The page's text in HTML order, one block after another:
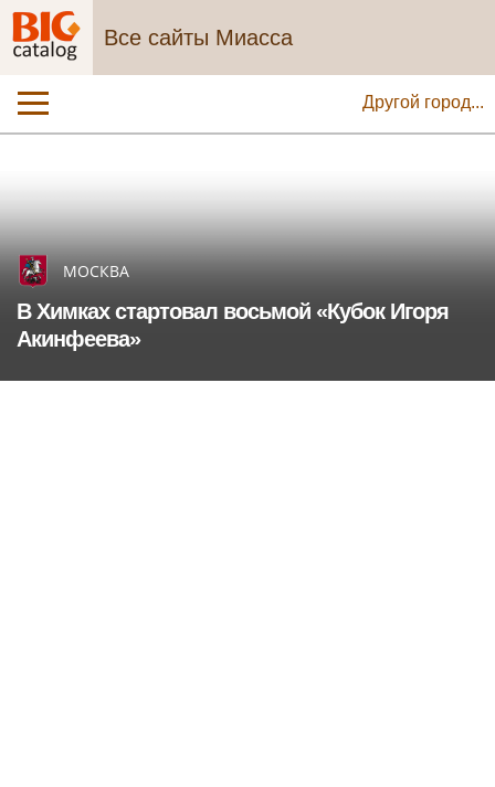
Все сайты Миасса
Другой город...
МОСКВА
В Химках стартовал восьмой «Кубок Игоря
Акинфеева»